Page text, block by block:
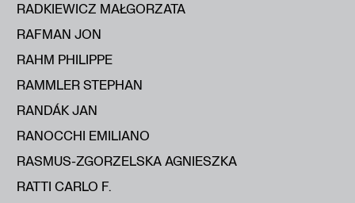
RADKIEWICZ MAŁGORZATA
RAFMAN JON
RAHM PHILIPPE
RAMMLER STEPHAN
RANDÁK JAN
RANOCCHI EMILIANO
RASMUS-ZGORZELSKA AGNIESZKA
RATTI CARLO F.